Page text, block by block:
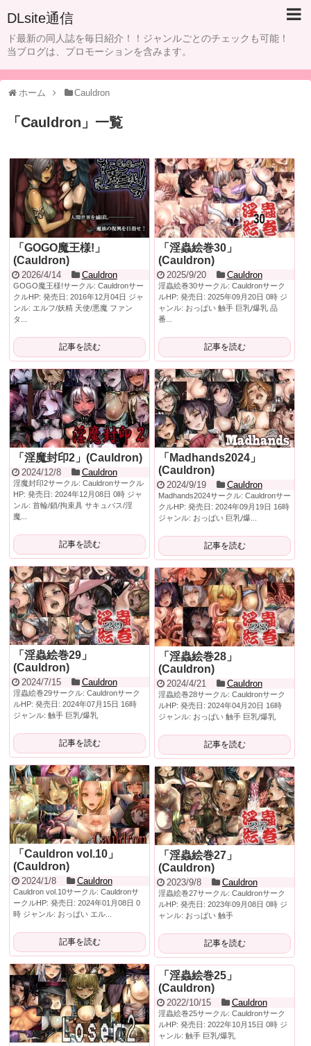
DLsite通信
ド最新の同人誌を毎日紹介！！ジャンルごとのチェックも可能！
当ブログは、プロモーションを含みます。
ホーム Cauldron
「 Cauldron 」 一覧
「GOGO魔王様!」
(Cauldron)
2026/4/14 Cauldron
GOGO魔王様!サークル: Cauldronサー
クルHP: 発売日: 2016年12月04日 ジャ
ンル: エルフ/妖精 天使/悪魔 ファン
タ...
記事を読む
「淫蟲絵巻30」
(Cauldron)
2025/9/20 Cauldron
淫蟲絵巻30サークル: Cauldronサーク
ルHP: 発売日: 2025年09月20日 0時 ジ
ャンル: おっぱい 触手 巨乳/爆乳 品
番...
記事を読む
「淫魔封印2」(Cauldron)
2024/12/8 Cauldron
淫魔封印2サークル: Cauldronサークル
HP: 発売日: 2024年12月08日 0時 ジャ
ンル: 首輪/鎖/拘束具 サキュバス/淫
魔...
記事を読む
「Madhands2024」
(Cauldron)
2024/9/19 Cauldron
Madhands2024サークル: Cauldronサー
クルHP: 発売日: 2024年09月19日 16時
ジャンル: おっぱい 巨乳/爆...
記事を読む
「淫蟲絵巻29」
(Cauldron)
2024/7/15 Cauldron
淫蟲絵巻29サークル: Cauldronサーク
ルHP: 発売日: 2024年07月15日 16時
ジャンル: 触手 巨乳/爆乳
記事を読む
「淫蟲絵巻28」
(Cauldron)
2024/4/21 Cauldron
淫蟲絵巻28サークル: Cauldronサーク
ルHP: 発売日: 2024年04月20日 16時
ジャンル: おっぱい 触手 巨乳/爆乳
記事を読む
「Cauldron vol.10」
(Cauldron)
2024/1/8 Cauldron
Cauldron vol.10サークル: Cauldronサ
ークルHP: 発売日: 2024年01月08日 0
時 ジャンル: おっぱい エル...
記事を読む
「淫蟲絵巻27」
(Cauldron)
2023/9/8 Cauldron
淫蟲絵巻27サークル: Cauldronサーク
ルHP: 発売日: 2023年09月08日 0時 ジ
ャンル: おっぱい 触手
記事を読む
「淫蟲絵巻25」
(Cauldron)
2022/10/15 Cauldron
淫蟲絵巻25サークル: Cauldronサーク
ルHP: 発売日: 2022年10月15日 0時 ジ
ャンル: 触手 巨乳/爆乳